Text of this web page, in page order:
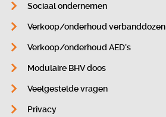
Sociaal ondernemen
Verkoop/onderhoud verbanddozen
Verkoop/onderhoud AED’s
Modulaire BHV doos
Veelgestelde vragen
Privacy